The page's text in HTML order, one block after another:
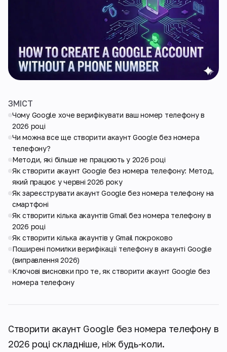
ЗМІСТ
Чому Google хоче верифікувати ваш номер телефону в
2026 році
Чи можна все ще створити акаунт Google без номера
телефону?
Методи, які більше не працюють у 2026 році
Як створити акаунт Google без номера телефону: Метод,
який працює у червні 2026 року
Як зареєструвати акаунт Google без номера телефону на
смартфоні
Як створити кілька акаунтів Gmail без номера телефону в
2026 році
Як створити кілька акаунтів у Gmail покроково
Поширені помилки верифікації телефону в акаунті Google
(виправлення 2026)
Ключові висновки про те, як створити акаунт Google без
номера телефону
Створити акаунт Google без номера телефону в
2026 році складніше, ніж будь-коли.